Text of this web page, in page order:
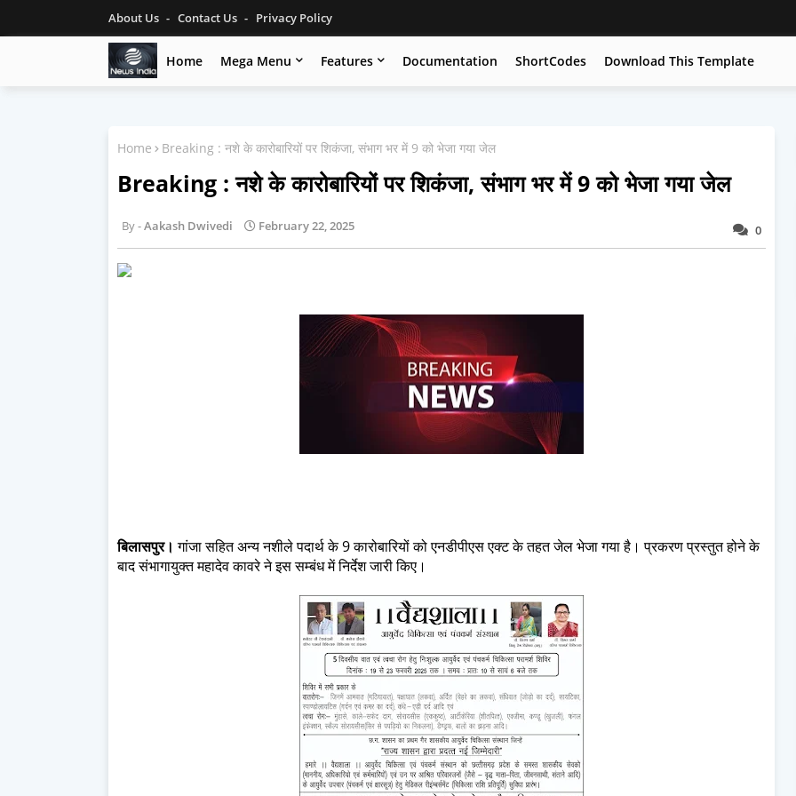
About Us Contact Us Privacy Policy
Home Mega Menu Features Documentation ShortCodes Download This Template
Home Breaking : नशे के कारोबारियों पर शिकंजा, संभाग भर में 9 को भेजा गया जेल
Breaking : नशे के कारोबारियों पर शिकंजा, संभाग भर में 9 को भेजा गया जेल
0
Aakash Dwivedi February 22, 2025
बिलासपुर। गांजा सहित अन्य नशीले पदार्थ के 9 कारोबारियों को एनडीपीएस एक्ट के तहत जेल भेजा गया है। प्रकरण प्रस्तुत होने के
बाद संभागायुक्त महादेव कावरे ने इस सम्बंध में निर्देश जारी किए।